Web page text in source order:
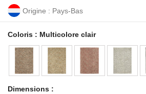
Origine : Pays-Bas
Coloris : Multicolore clair
Dimensions :